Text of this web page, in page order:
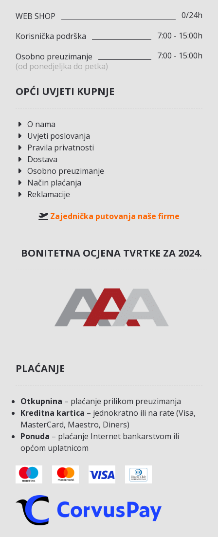
WEB SHOP
0/24h
Korisnička podrška
7:00 - 15:00h
Osobno preuzimanje
(od ponedjeljka do petka)
7:00 - 15:00h
OPĆI UVJETI KUPNJE
O nama
Uvjeti poslovanja
Pravila privatnosti
Dostava
Osobno preuzimanje
Način plaćanja
Reklamacije
Zajednička putovanja naše firme
BONITETNA OCJENA TVRTKE ZA 2024.
PLAĆANJE
Otkupnina – plaćanje prilikom preuzimanja
Kreditna kartica – jednokratno ili na rate (Visa,
MasterCard, Maestro, Diners)
Ponuda – plaćanje Internet bankarstvom ili
općom uplatnicom